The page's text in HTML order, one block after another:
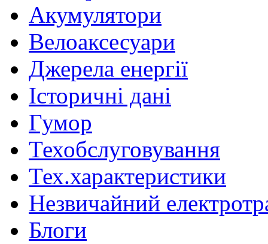
Акумулятори
Велоаксесуари
Джерела енергії
Історичні дані
Гумор
Техобслуговування
Тех.характеристики
Незвичайний
Блоги